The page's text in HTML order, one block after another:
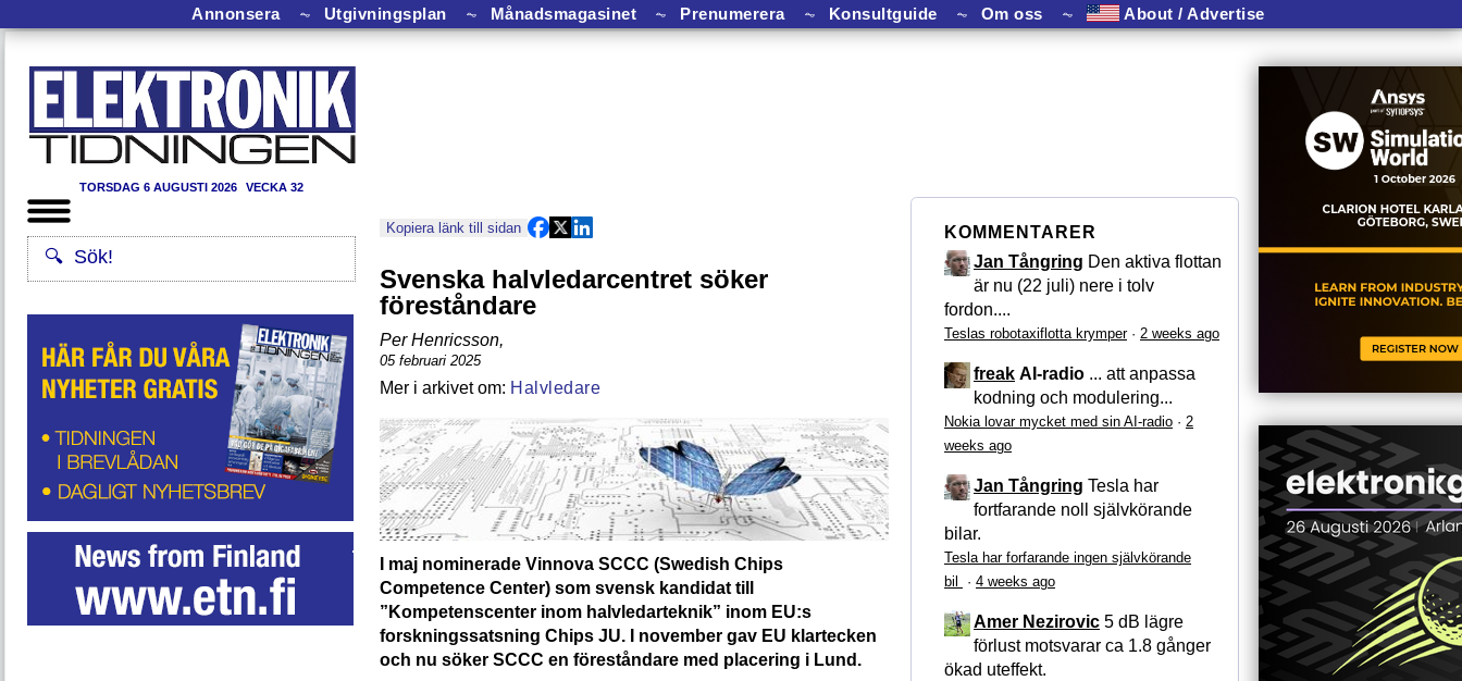
Annonsera ⏦ Utgivningsplan ⏦ Månadsmagasinet ⏦ Prenumerera ⏦ Konsultguide ⏦ Om oss ⏦ About / Advertise
TORSDAG 6 AUGUSTI 2026 VECKA 32
Kopiera länk till sidan
Svenska halvledarcentret söker
föreståndare
Per Henricsson,
05 februari 2025
Halvledare
I maj nominerade Vinnova SCCC (Swedish Chips
Competence Center) som svensk kandidat till
”Kompetenscenter inom halvledarteknik” inom EU:s
forskningssatsning Chips JU. I november gav EU klartecken
och nu söker SCCC en föreståndare med placering i Lund.
KOMMENTARER
Jan Tångring Den aktiva flottan
är nu (22 juli) nere i tolv
fordon....
Teslas robotaxiflotta krymper· 2 weeks ago
freak AI-radio ... att anpassa
kodning och modulering...
Nokia lovar mycket med sin AI-radio · 2
weeks ago
Jan Tångring Tesla har
fortfarande noll självkörande
bilar.
Tesla har forfarande ingen självkörande
bil
· 4 weeks ago
Amer Nezirovic 5 dB lägre
förlust motsvarar ca 1.8 gånger
ökad uteffekt.